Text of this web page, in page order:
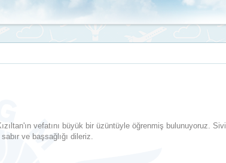
vefatını büyük bir üzüntüyle öğrenmiş bulunuyoruz. Sivil
ve başsağlığı dileriz.